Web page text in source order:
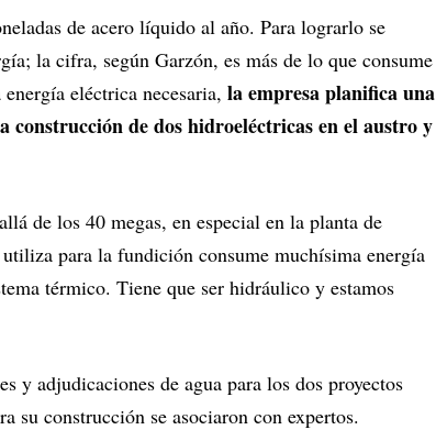
de acero líquido al año. Para lograrlo se
la cifra, según Garzón, es más de lo que consume
eléctrica necesaria, la empresa planifica una
construcción de dos hidroeléctricas en el austro y
de los 40 megas, en especial en la planta de
para la fundición consume muchísima energía
térmico. Tiene que ser hidráulico y estamos
y adjudicaciones de agua para los dos proyectos
su construcción se asociaron con expertos.